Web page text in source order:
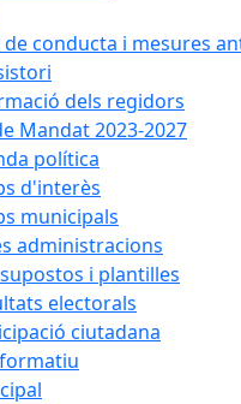
de conducta i mesures
dels regidors
Mandat 2023-2027
política
d'interès
municipals
administracions
i plantilles
electorals
ciutadana